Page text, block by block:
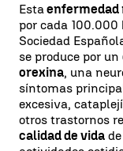
Esta enfermedad
por cada 100.000
Sociedad
se produce por un
orexina, una
síntomas
excesiva,
otros trastornos
calidad de vida